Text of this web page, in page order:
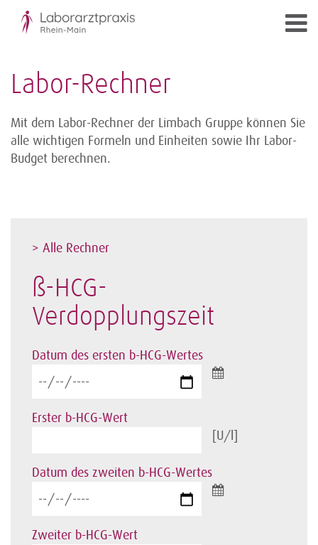
Labor-Rechner
Mit dem Labor-Rechner der Limbach Gruppe können Sie
alle wichtigen Formeln und Einheiten sowie Ihr Labor-
Budget berechnen.
> Alle Rechner
ß-HCG-
Verdopplungszeit
Datum des ersten b-HCG-Wertes
Erster b-HCG-Wert
[U/l]
Datum des zweiten b-HCG-Wertes
Zweiter b-HCG-Wert